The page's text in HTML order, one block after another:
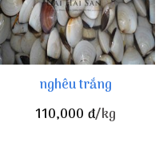
nghêu trắng
110,000 đ/kg